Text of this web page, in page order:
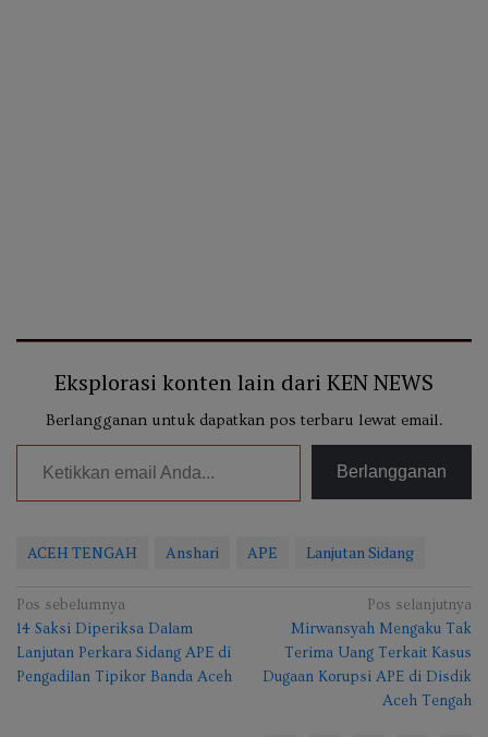
Eksplorasi konten lain dari KEN NEWS
Berlangganan untuk dapatkan pos terbaru lewat email.
Ketikkan email Anda...
Berlangganan
ACEH TENGAH Anshari APE Lanjutan Sidang
Navigasi
pos
Pos sebelumnya
14 Saksi Diperiksa Dalam
Lanjutan Perkara Sidang APE di
Pengadilan Tipikor Banda Aceh
Pos selanjutnya
Mirwansyah Mengaku Tak
Terima Uang Terkait Kasus
Dugaan Korupsi APE di Disdik
Aceh Tengah